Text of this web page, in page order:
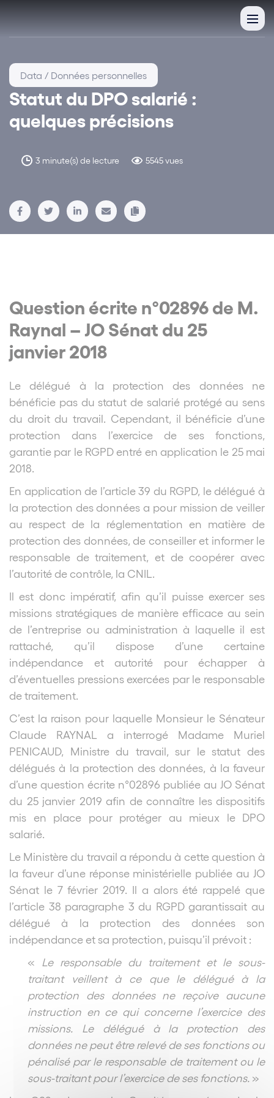
Statut du DPO salarié :
quelques précisions
3 minute(s) de lecture 5545 vues
Data / Données personnelles
Question écrite n°02896 de M.
Raynal – JO Sénat du 25
janvier 2018
Le délégué à la protection des données ne
bénéficie pas du statut de salarié protégé au sens
du droit du travail. Cependant, il bénéficie d’une
protection dans l’exercice de ses fonctions,
garantie par le RGPD entré en application le 25 mai
2018.
En application de l’article 39 du RGPD, le délégué à
la protection des données a pour mission de veiller
au respect de la réglementation en matière de
protection des données, de conseiller et informer le
responsable de traitement, et de coopérer avec
l’autorité de contrôle, la CNIL.
Il est donc impératif, afin qu’il puisse exercer ses
missions stratégiques de manière efficace au sein
de l’entreprise ou administration à laquelle il est
rattaché, qu’il dispose d’une certaine
indépendance et autorité pour échapper à
d’éventuelles pressions exercées par le responsable
de traitement.
C’est la raison pour laquelle Monsieur le Sénateur
Claude RAYNAL a interrogé Madame Muriel
PENICAUD, Ministre du travail, sur le statut des
délégués à la protection des données, à la faveur
d’une question écrite n°02896 publiée au JO Sénat
du 25 janvier 2019 afin de connaître les dispositifs
mis en place pour protéger au mieux le DPO
salarié.
Le Ministère du travail a répondu à cette question à
la faveur d’une réponse ministérielle publiée au JO
Sénat le 7 février 2019. Il a alors été rappelé que
l’article 38 paragraphe 3 du RGPD garantissait au
délégué à la protection des données son
indépendance et sa protection, puisqu’il prévoit :
« Le responsable du traitement et le sous-
traitant veillent à ce que le délégué à la
protection des données ne reçoive aucune
instruction en ce qui concerne l’exercice des
missions. Le délégué à la protection des
données ne peut être relevé de ses fonctions ou
pénalisé par le responsable de traitement ou le
sous-traitant pour l’exercice de ses fonctions. »